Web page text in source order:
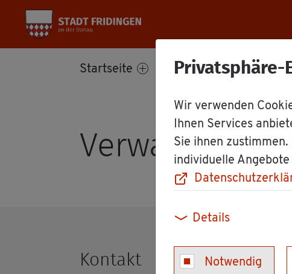
Privatsphäre-
Wir verwenden
Ihnen Services
Sie ihnen
individuelle
Details
Notwendig
Start­sei­te Bür­ger­ser­vice
Kon­takt